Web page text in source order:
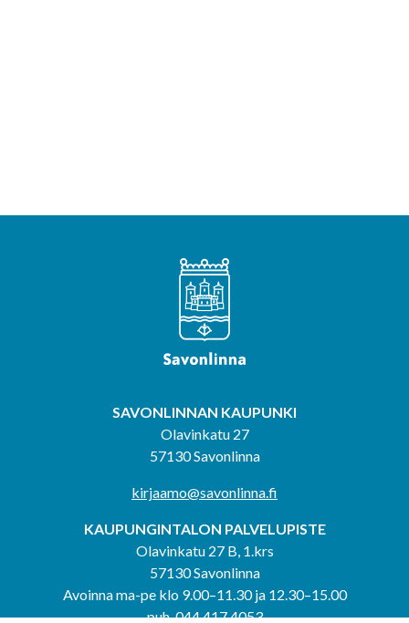
SAVONLINNAN KAUPUNKI
Olavinkatu 27
57130 Savonlinna
kirjaamo@savonlinna.fi
KAUPUNGINTALON PALVELUPISTE
Olavinkatu 27 B, 1.krs
57130 Savonlinna
Avoinna ma-pe klo 9.00–11.30 ja 12.30–15.00
puh. 044 417 4053